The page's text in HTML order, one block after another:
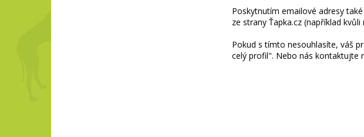
Poskytnutím emailové adresy
ze strany Ťapka.cz (například
Pokud s tímto nesouhlasíte, váš
celý profil". Nebo nás kontaktujte